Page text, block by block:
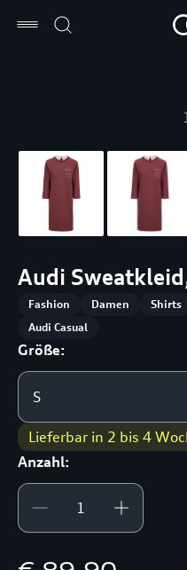
Audi
Fashion Damen Shirts
Audi Casual
Größe:
S
Lieferbar in 2 bis 4
Anzahl: